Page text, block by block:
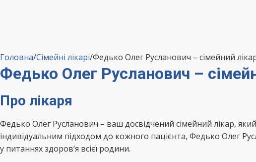
Головна/Сімейні лікарі/Федько Олег Русланович – сімейний
Федько Олег Русланович –
Про лікаря
Федько Олег Русланович – ваш досвідчений сімейний лікар,
індивідуальним підходом до кожного пацієнта, Федько Олег
у питаннях здоров’я всієї родини.